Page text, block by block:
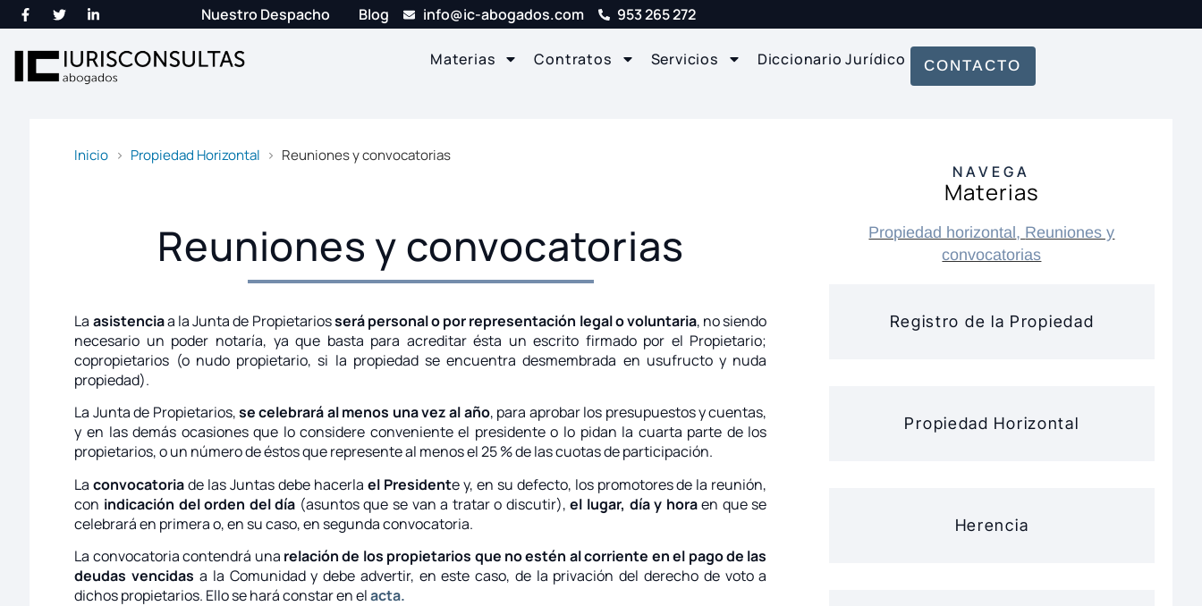
Nuestro Despacho Blog info@ic-abogados.com 953 265 272
Materias Contratos Servicios Diccionario Jurídico CONTACTO
Inicio Propiedad Horizontal Reuniones y convocatorias
Reuniones y convocatorias
La asistenciaa la Junta de Propietariosserá personal o por representación legal o voluntaria, no siendo
necesario un poder notaría, ya que basta para acreditar ésta un escrito firmado por el Propietario;
copropietarios (o nudo propietario, si la propiedad se encuentra desmembrada en usufructo y nuda
propiedad).
La Junta de Propietarios,se celebrará al menos una vez al año, para aprobar los presupuestos y cuentas,
y en las demás ocasiones que lo considere conveniente el presidente o lo pidan la cuarta parte de los
propietarios, o un número de éstos que represente al menos el 25 % de las cuotas de participación.
Laconvocatoriade las Juntas debe hacerla el Presidente y, en su defecto, los promotores de la reunión,
con indicación del orden del día (asuntos que se van a tratar o discutir),el lugar, día y horaen que se
celebrará en primera o, en su caso, en segunda convocatoria.
La convocatoria contendrá una relación de los propietarios que no estén al corriente en el pago de las
deudas vencidas a la Comunidad y debe advertir, en este caso, de la privación del derecho de voto a
dichos propietarios. Ello se hará constar en elacta.
NAVEGA
Materias
Propiedad horizontal , Reuniones y
convocatorias
Registro de la Propiedad
Propiedad Horizontal
Herencia